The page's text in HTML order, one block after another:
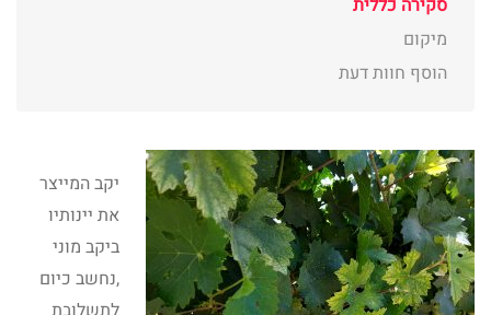
סקירה כללית
מיקום
הוסף חוות דעת
יקב המייצר
את יינותיו
ביקב מוני
,נחשב כיום